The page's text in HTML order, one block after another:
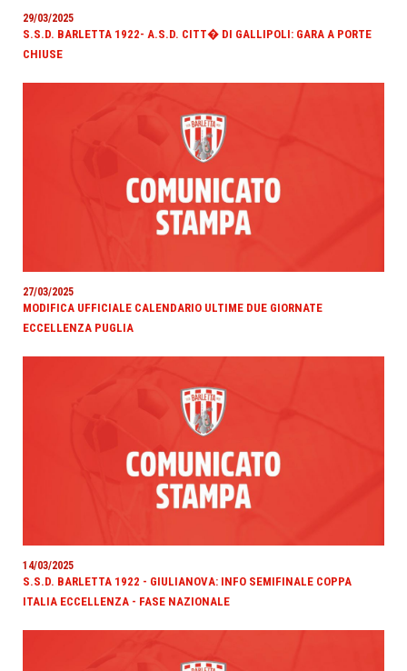
29/03/2025
S.S.D. BARLETTA 1922- A.S.D. CITT� DI GALLIPOLI: GARA A PORTE
CHIUSE
27/03/2025
MODIFICA UFFICIALE CALENDARIO ULTIME DUE GIORNATE
ECCELLENZA PUGLIA
14/03/2025
S.S.D. BARLETTA 1922 - GIULIANOVA: INFO SEMIFINALE COPPA
ITALIA ECCELLENZA - FASE NAZIONALE